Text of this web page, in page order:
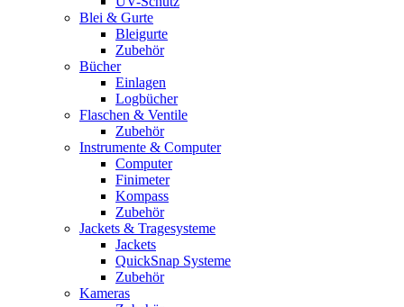
Blei & Gurte
Bleigurte
Zubehör
Bücher
Einlagen
Logbücher
Flaschen & Ventile
Zubehör
Instrumente & Computer
Computer
Finimeter
Kompass
Zubehör
Jackets & Tragesysteme
Jackets
QuickSnap Systeme
Zubehör
Kameras